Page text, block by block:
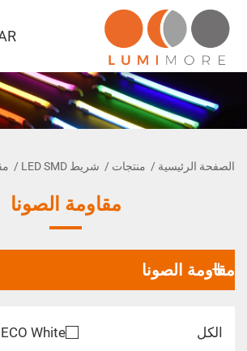
AR
الصفحة الرئيسية/ منتجات/ شريط LED SMD /
مقاومة الصونا
مقاومة الصونا
الكل
ECO White